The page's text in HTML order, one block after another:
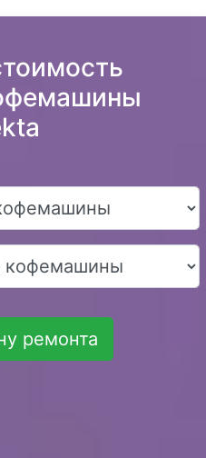
ремонта